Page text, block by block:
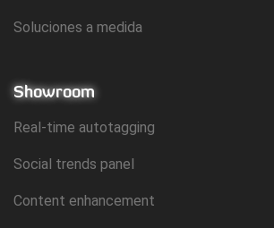
Soluciones a medida
Showroom
Real-time autotagging
Social trends panel
Content enhancement